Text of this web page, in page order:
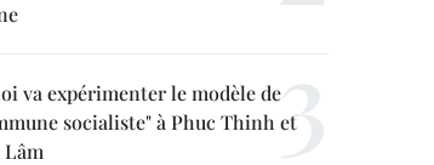
va expérimenter le modèle de
socialiste" à Phuc Thinh et